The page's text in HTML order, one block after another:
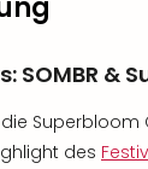
SOMBR &
des